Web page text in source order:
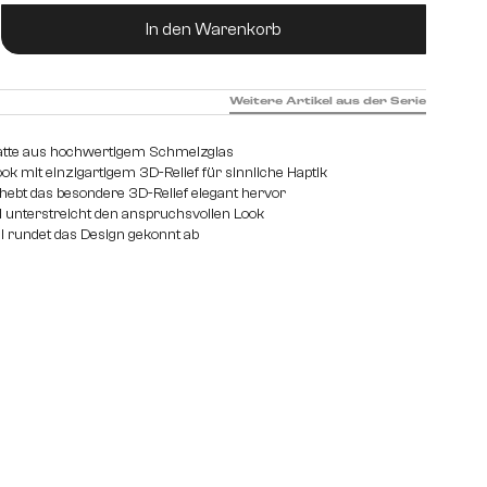
Anzahl: Gib den gewünschten Wert ein
In den Warenkorb
aus hochwertigem Schmelzglas
mit einzigartigem 3D-Relief für sinnliche Haptik
das besondere 3D-Relief elegant hervor
unterstreicht den anspruchsvollen Look
rundet das Design gekonnt ab
Weitere Artikel aus der Serie